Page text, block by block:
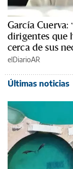
García Cuerva:
dirigentes que
cerca de sus
elDiarioAR
Últimas noticias